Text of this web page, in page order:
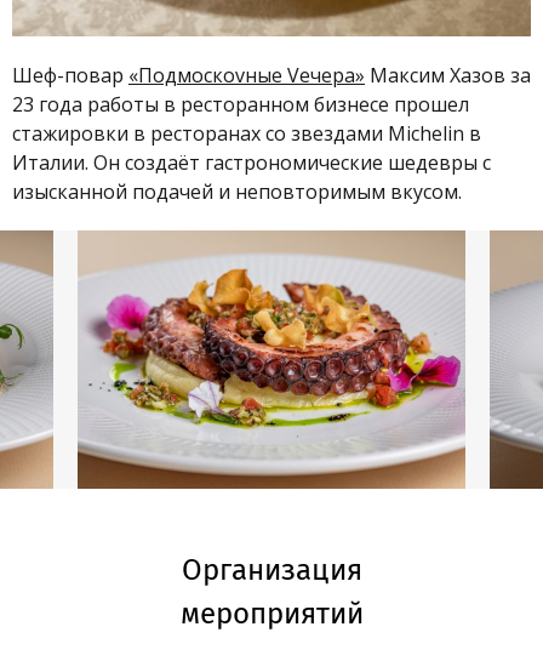
Шеф-повар «Подмоскоvные Vечера» Максим Хазов за
23 года работы в ресторанном бизнесе прошел
стажировки в ресторанах со звездами Michelin в
Италии. Он создаёт гастрономические шедевры с
изысканной подачей и неповторимым вкусом.
Организация
мероприятий